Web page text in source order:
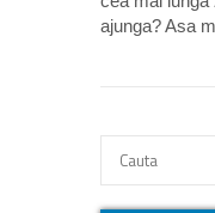
ajunga? Asa